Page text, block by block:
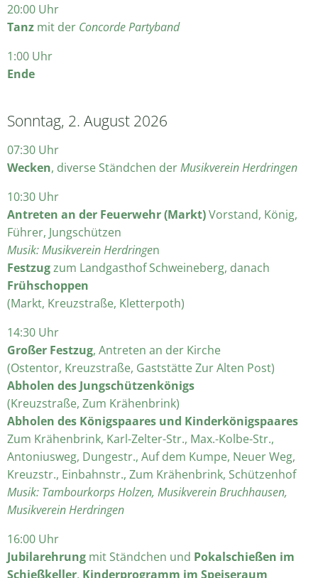
20:00 Uhr
Tanz mit der Concorde Partyband
1:00 Uhr
Ende
Sonntag, 2. August 2026
07:30 Uhr
Wecken, diverse Ständchen derMusikverein Herdringen
10:30 Uhr
Antreten an der Feuerwehr (Markt)Vorstand, König,
Führer, Jungschützen
Musik: Musikverein Herdringen
Festzugzum Landgasthof Schweineberg, danach
Frühschoppen
(Markt, Kreuzstraße, Kletterpoth)
14:30 Uhr
Großer Festzug, Antreten an der Kirche
(Ostentor, Kreuzstraße, Gaststätte Zur Alten Post)
Abholen des Jungschützenkönigs
(Kreuzstraße, Zum Krähenbrink)
Abholen des Königspaares und Kinderkönigspaares
Zum Krähenbrink, Karl-Zelter-Str., Max.-Kolbe-Str.,
Antoniusweg, Dungestr., Auf dem Kumpe, Neuer Weg,
Kreuzstr., Einbahnstr., Zum Krähenbrink, Schützenhof
Musik: Tambourkorps Holzen, Musikverein Bruchhausen,
Musikverein Herdringen
16:00 Uhr
Jubilarehrung mit Ständchen und Pokalschießen im
Schießkeller, Kinderprogramm im Speiseraum